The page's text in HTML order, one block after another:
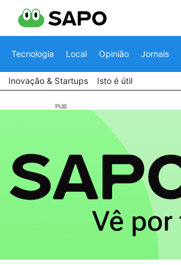
Tecnologia Local Opinião Jornais
Inovação & Startups Isto é útil